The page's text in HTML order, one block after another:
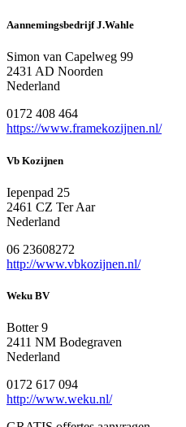
Aannemingsbedrijf J.Wahle
Simon van Capelweg 99
2431 AD Noorden
Nederland
0172 408 464
https://www.framekozijnen.nl/
Vb Kozijnen
Iepenpad 25
2461 CZ Ter Aar
Nederland
06 23608272
http://www.vbkozijnen.nl/
Weku BV
Botter 9
2411 NM Bodegraven
Nederland
0172 617 094
http://www.weku.nl/